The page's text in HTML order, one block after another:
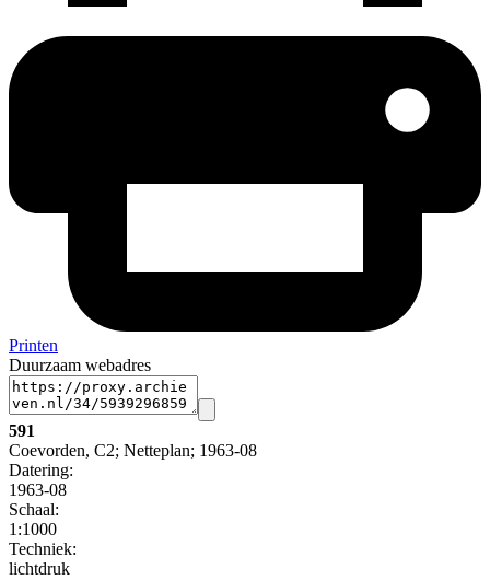
Printen
Duurzaam webadres
591
Coevorden, C2; Netteplan; 1963-08
Datering:
1963-08
Schaal:
1:1000
Techniek:
lichtdruk